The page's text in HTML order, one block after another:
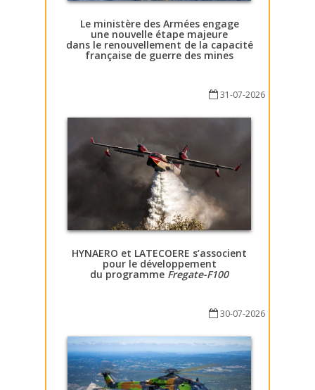
Le ministère des Armées engage
une nouvelle étape majeure
dans le renouvellement de la capacité
française de guerre des mines
31-07-2026
HYNAERO et LATECOERE s’associent
pour le développement
du programme Fregate-F100
30-07-2026